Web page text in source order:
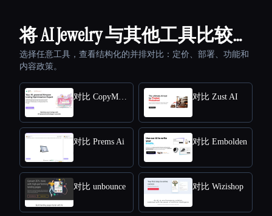
将 AI Jewelry 与其他工具比较…
选择任意工具，查看结构化的并排对比：定价、部署、功能和
内容政策。
对比 CopyMonkey 对比 Zust AI
对比 Prems Ai 对比 Embolden
对比 unbounce 对比 Wizishop